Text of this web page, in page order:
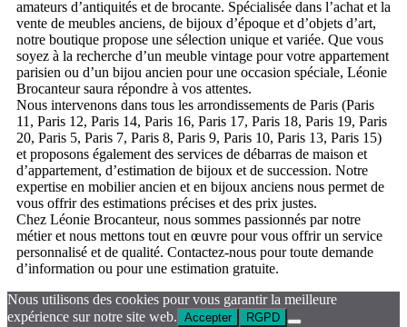
amateurs d’antiquités et de brocante. Spécialisée dans l’achat et la
vente de meubles anciens, de bijoux d’époque et d’objets d’art,
notre boutique propose une sélection unique et variée. Que vous
soyez à la recherche d’un meuble vintage pour votre appartement
parisien ou d’un bijou ancien pour une occasion spéciale, Léonie
Brocanteur saura répondre à vos attentes.
Nous intervenons dans tous les arrondissements de Paris (Paris
11, Paris 12, Paris 14, Paris 16, Paris 17, Paris 18, Paris 19, Paris
20, Paris 5, Paris 7, Paris 8, Paris 9, Paris 10, Paris 13, Paris 15)
et proposons également des services de débarras de maison et
d’appartement, d’estimation de bijoux et de succession. Notre
expertise en mobilier ancien et en bijoux anciens nous permet de
vous offrir des estimations précises et des prix justes.
Chez Léonie Brocanteur, nous sommes passionnés par notre
métier et nous mettons tout en œuvre pour vous offrir un service
personnalisé et de qualité. Contactez-nous pour toute demande
d’information ou pour une estimation gratuite.
Nous utilisons des cookies pour vous garantir la meilleure
expérience sur notre site web. Accepter RGPD